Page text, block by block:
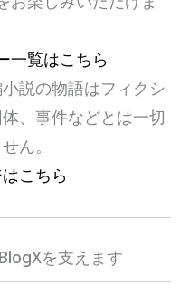
一覧はこちら
説の物語はフィクシ
、事件などとは一切
ん。
こちら
を支えます